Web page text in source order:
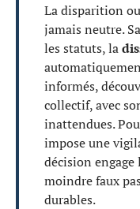
La disparition
jamais neutre.
les statuts, la
informés,
collectif, avec
inattendues.
impose une
décision engage
moindre faux
durables.